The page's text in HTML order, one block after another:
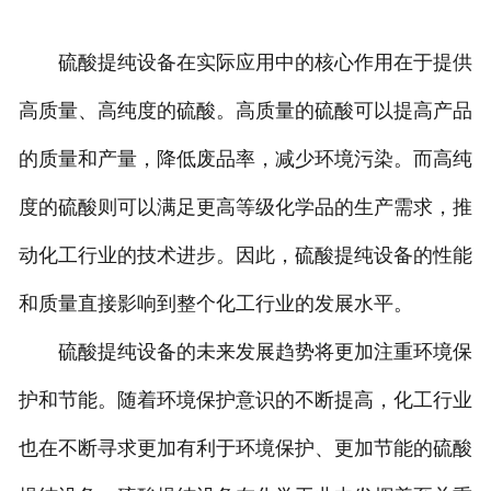
硫酸提纯设备在实际应用中的核心作用在于提供
高质量、高纯度的硫酸。高质量的硫酸可以提高产品
的质量和产量，降低废品率，减少环境污染。而高纯
度的硫酸则可以满足更高等级化学品的生产需求，推
动化工行业的技术进步。因此，硫酸提纯设备的性能
和质量直接影响到整个化工行业的发展水平。
硫酸提纯设备的未来发展趋势将更加注重环境保
护和节能。随着环境保护意识的不断提高，化工行业
也在不断寻求更加有利于环境保护、更加节能的硫酸